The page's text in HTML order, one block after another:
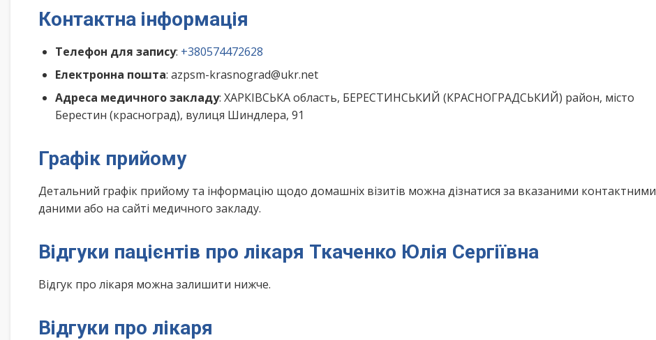
Контактна інформація
Телефон для запису: +380574472628
Електронна пошта: azpsm-krasnograd@ukr.net
Адреса медичного закладу: ХАРКІВСЬКА область, БЕРЕСТИНСЬКИЙ (КРАСНОГРАДСЬКИЙ) район, місто
Берестин (красноград), вулиця Шиндлера, 91
Графік прийому
Детальний графік прийому та інформацію щодо домашніх візитів можна дізнатися за вказаними контактними
даними або на сайті медичного закладу.
Відгуки пацієнтів про лікаря Ткаченко Юлія Сергіївна
Відгук про лікаря можна залишити нижче.
Відгуки про лікаря